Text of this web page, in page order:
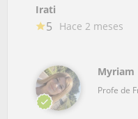
Irati
5 Hace 2 meses
Myriam
Profe de